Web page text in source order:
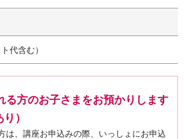
代含む）
る方のお子さまをお預かりします
）
は、講座お申込みの際、いっしょにお申込